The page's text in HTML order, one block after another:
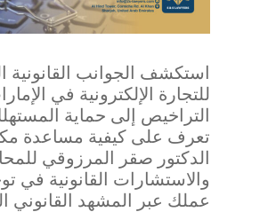
استكشف الجوانب القانونية
للتجارة الإلكترونية في
التراخيص إلى حماية
تعرف على كيفية مساعدة
الدكتور صقر المرزوقي
والاستشارات القانونية في
عملك عبر المشهد القانوني